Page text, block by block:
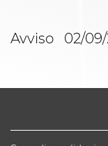
Avviso 02/09/